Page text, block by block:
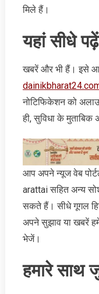
मिले हैं।
यहां सीधे
खबरें और भी हैं। इसे
नोटिफिकेशन को
ही, सुविधा के
आप अपने न्‍यूज वेब
arattai सहित अन्‍य
सकते हैं। सीधे गूगल
अपने सुझाव या खबरें
भेजें।
हमारे साथ